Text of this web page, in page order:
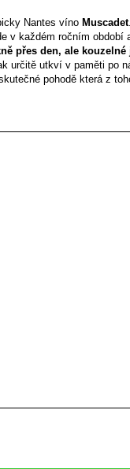
Nantes víno Muscadet
v každém ročním
přes den, ale
určitě utkví v paměti po
pohodě která z